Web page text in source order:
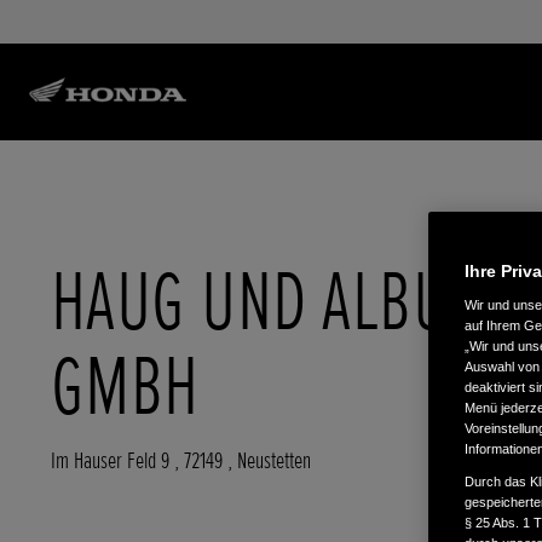
HAUG UND ALBUS
GMBH
Im Hauser Feld 9 , 72149 , Neustetten
Ihre
Wir und
auf Ihrem
„Wir und
Auswahl
deaktiviert
Menü
Durch das
§ 25 Abs. 1